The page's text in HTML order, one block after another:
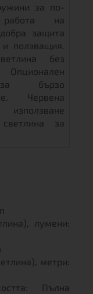
за по-
работа на
защита
ползващия.
без
бързо
Червена
използване
за
лумени:
метри:
Пълна